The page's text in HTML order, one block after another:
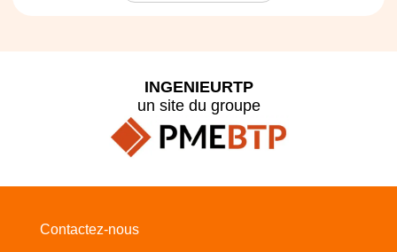
INGENIEURTP
un site du groupe
Contactez-nous